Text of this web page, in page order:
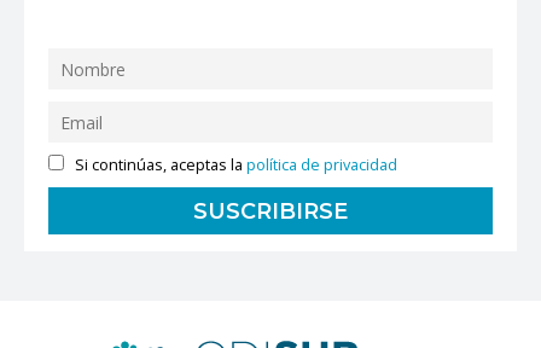
Si continúas, aceptas lapolítica de privacidad